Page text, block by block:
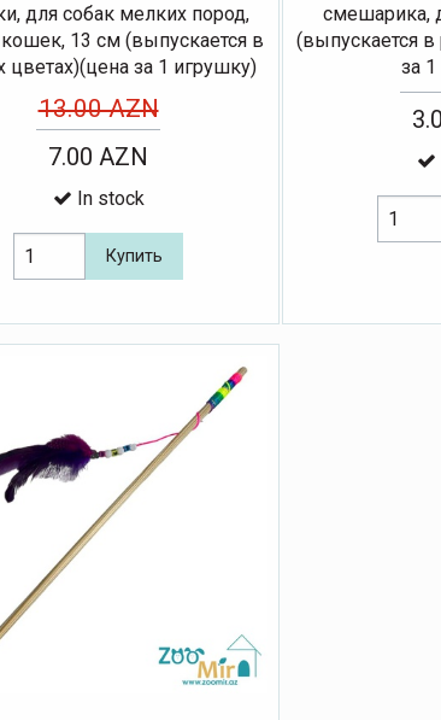
для собак мелких пород,
кошек, 13 см (выпускается в
цветах)(цена за 1 игрушку)
13.00 AZN
7.00 AZN
In stock
Купить
смешарика,
(выпускается
за